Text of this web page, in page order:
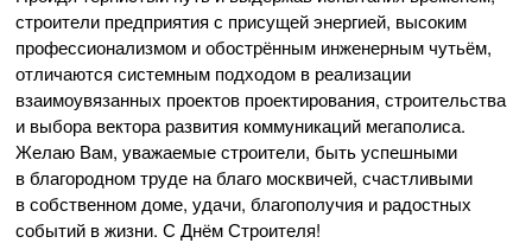
строители предприятия с присущей энергией, высоким
профессионализмом и обострённым инженерным чутьём,
отличаются системным подходом в реализации
взаимоувязанных проектов проектирования, строительства
и выбора вектора развития коммуникаций мегаполиса.
Желаю Вам, уважаемые строители, быть успешными
в благородном труде на благо москвичей, счастливыми
в собственном доме, удачи, благополучия и радостных
событий в жизни. С Днём Строителя!